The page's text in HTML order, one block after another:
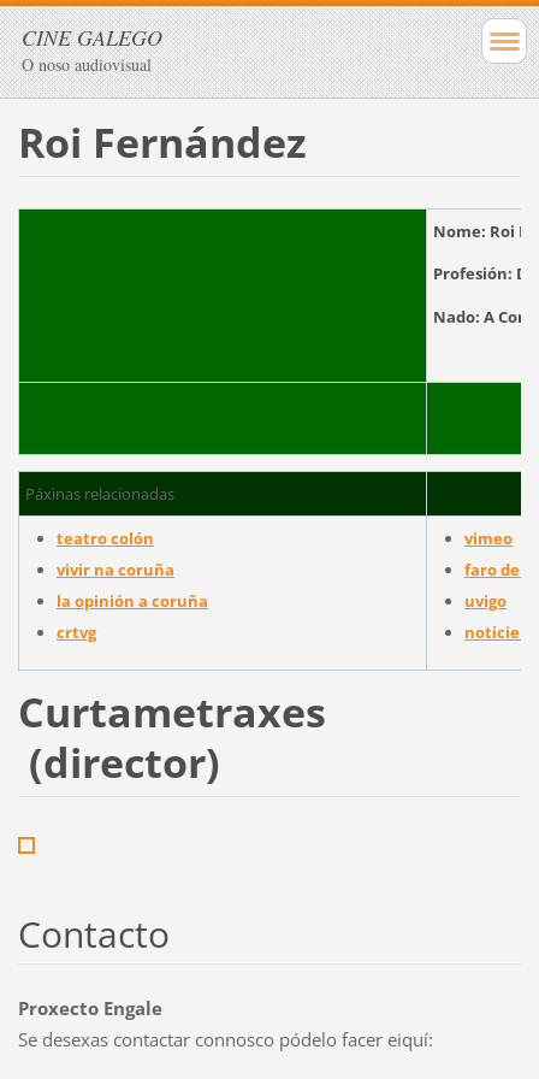
CINE GALEGO
O noso audiovisual
Roi Fernández
Nome: Roi
Profesión:
Nado: A
Páxinas relacionadas
teatro colón
vivir na coruña
la opinión a coruña
crtvg
vimeo
faro de
uvigo
Curtametraxes
(director)
Contacto
Proxecto Engale
Se desexas contactar connosco pódelo facer eiquí: